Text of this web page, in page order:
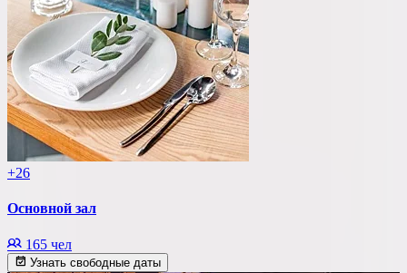
+26
Основной зал
165 чел
Узнать свободные даты